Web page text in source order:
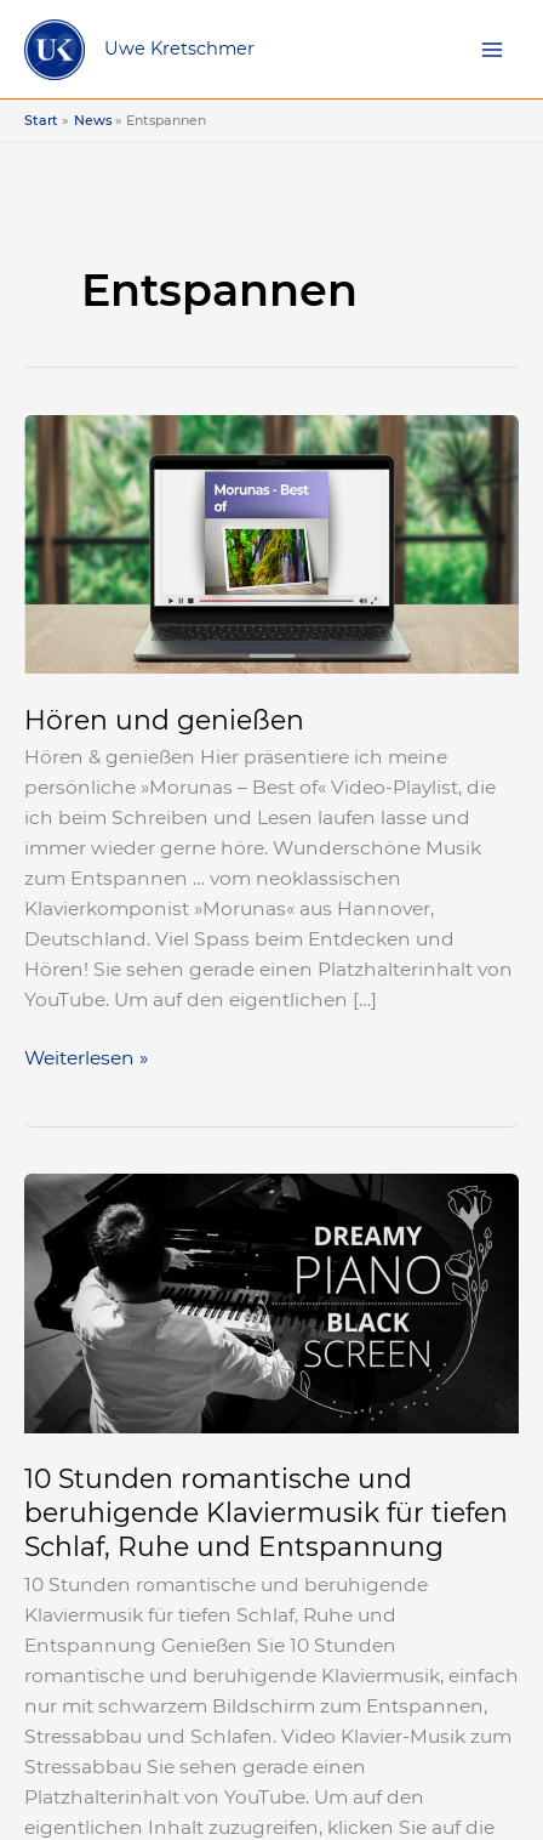
Inhalt
springen
Uwe Kretschmer
Start News Entspannen
Entspannen
Hören und genießen
Hören & genießen Hier präsentiere ich meine
persönliche »Morunas – Best of« Video-Playlist, die
ich beim Schreiben und Lesen laufen lasse und
immer wieder gerne höre. Wunderschöne Musik
zum Entspannen … vom neoklassischen
Klavierkomponist »Morunas« aus Hannover,
Deutschland. Viel Spass beim Entdecken und
Hören! Sie sehen gerade einen Platzhalterinhalt von
YouTube. Um auf den eigentlichen […]
Hören
und
genießen
Weiterlesen »
10 Stunden romantische und
beruhigende Klaviermusik für tiefen
Schlaf, Ruhe und Entspannung
10 Stunden romantische und beruhigende
Klaviermusik für tiefen Schlaf, Ruhe und
Entspannung Genießen Sie 10 Stunden
romantische und beruhigende Klaviermusik, einfach
nur mit schwarzem Bildschirm zum Entspannen,
Stressabbau und Schlafen. Video​ Klavier-Musik zum
Stressabbau Sie sehen gerade einen
Platzhalterinhalt von YouTube. Um auf den
eigentlichen Inhalt zuzugreifen, klicken Sie auf die
10
Stunden
romantische
und
beruhigende
Klaviermusik
tiefen
Schlaf,
und
Entspannung